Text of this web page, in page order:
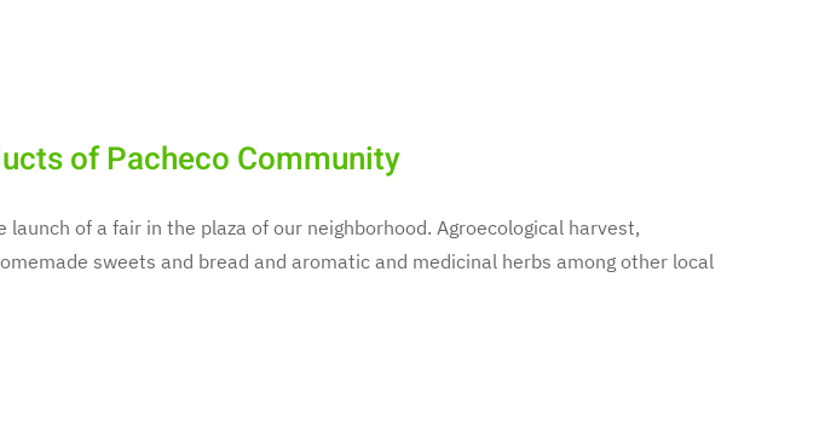
of Pacheco Community
launch of a fair in the plaza of our neighborhood. Agroecological harvest,
sweets and bread and aromatic and medicinal herbs among other local